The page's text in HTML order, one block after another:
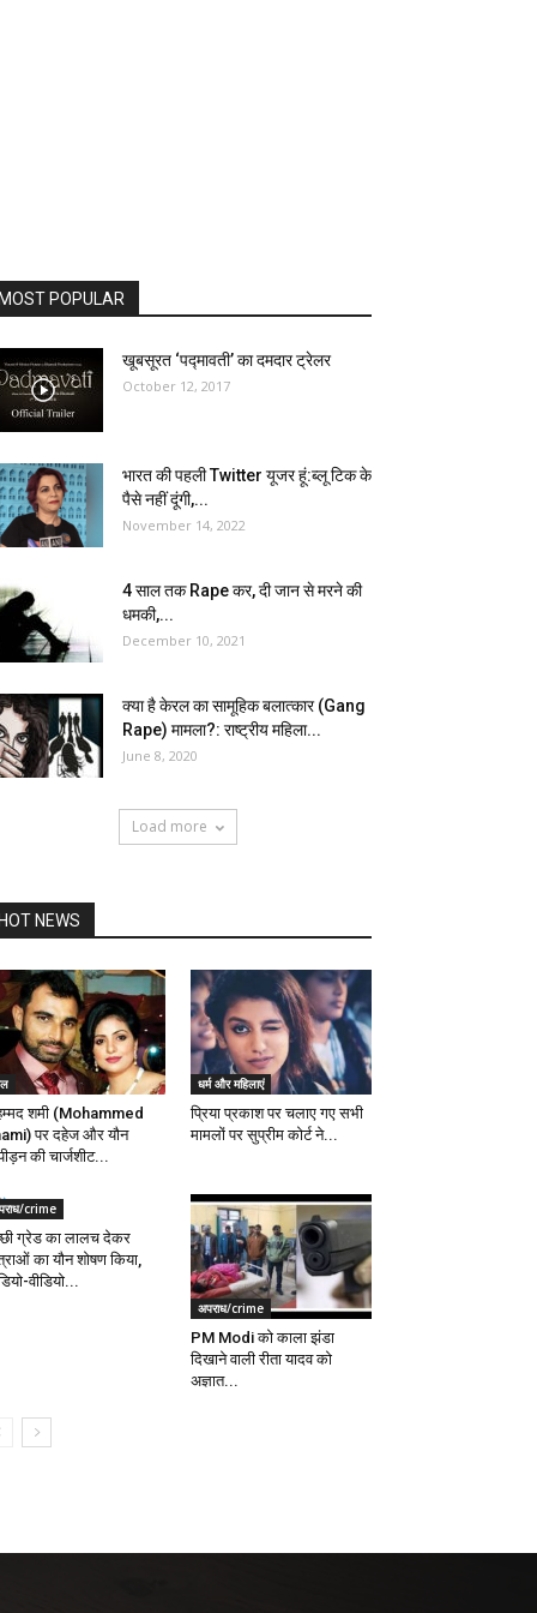
MOST POPULAR
खूबसूरत ‘पद्मावती’ का दमदार ट्रेलर
October 12, 2017
भारत की पहली Twitter यूजर हूं:ब्लू टिक के
पैसे नहीं दूंगी,...
November 14, 2022
4 साल तक Rape कर, दी जान से मरने की
धमकी,...
December 10, 2021
क्या है केरल का सामूहिक बलात्कार (Gang
Rape) मामला?: राष्ट्रीय महिला...
June 8, 2020
Load more
HOT NEWS
शमी (Mohammed
पर दहेज और यौन
की चार्जशीट...
धर्म और महिलाएं
प्रिया प्रकाश पर चलाए गए सभी
मामलों पर सुप्रीम कोर्ट ने...
crime
ग्रेड का लालच देकर
का यौन शोषण किया,
वीडियो...
अपराध/crime
PM Modi को काला झंडा
दिखाने वाली रीता यादव को
अज्ञात...